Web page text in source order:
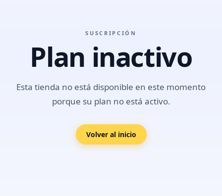
SUSCRIPCIÓN
Plan inactivo
Esta tienda no está disponible en este momento
porque su plan no está activo.
Volver al inicio